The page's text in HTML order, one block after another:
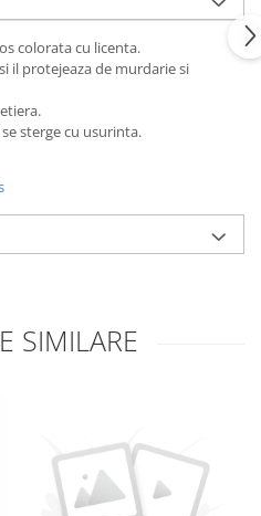
colorata cu licenta.
il protejeaza de murdarie si
sterge cu usurinta.
SIMILARE